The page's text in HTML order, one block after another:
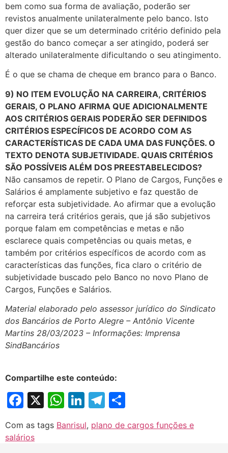
bem como sua forma de avaliação, poderão ser
revistos anualmente unilateralmente pelo banco. Isto
quer dizer que se um determinado critério definido pela
gestão do banco começar a ser atingido, poderá ser
alterado unilateralmente dificultando o seu atingimento.
É o que se chama de cheque em branco para o Banco.
9) NO ITEM EVOLUÇÃO NA CARREIRA, CRITÉRIOS
GERAIS, O PLANO AFIRMA QUE ADICIONALMENTE
AOS CRITÉRIOS GERAIS PODERÃO SER DEFINIDOS
CRITÉRIOS ESPECÍFICOS DE ACORDO COM AS
CARACTERÍSTICAS DE CADA UMA DAS FUNÇÕES. O
TEXTO DENOTA SUBJETIVIDADE. QUAIS CRITÉRIOS
SÃO POSSÍVEIS ALÉM DOS PREESTABELECIDOS?
Não cansamos de repetir. O Plano de Cargos, Funções e
Salários é amplamente subjetivo e faz questão de
reforçar esta subjetividade. Ao afirmar que a evolução
na carreira terá critérios gerais, que já são subjetivos
porque falam em competências e metas e não
esclarece quais competências ou quais metas, e
também por critérios específicos de acordo com as
características das funções, fica claro o critério de
subjetividade buscado pelo Banco no novo Plano de
Cargos, Funções e Salários.
Material elaborado pelo assessor jurídico do Sindicato
dos Bancários de Porto Alegre – Antônio Vicente
Martins 28/03/2023 – Informações: Imprensa
SindBancários
Compartilhe este conteúdo:
Facebook
X WhatsApp
LinkedIn
Telegram
Com as tags Banrisul, plano de cargos funções e
salários